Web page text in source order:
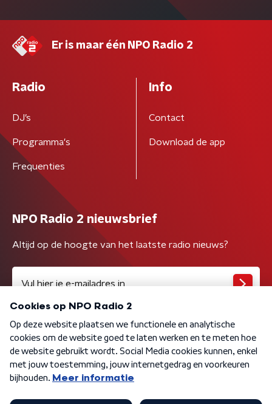
Er is maar één NPO Radio 2
Radio
DJ’s
Programma's
Frequenties
Info
Contact
Download de app
NPO Radio 2 nieuwsbrief
Altijd op de hoogte van het laatste radio nieuws?
Algemene voorwaarden